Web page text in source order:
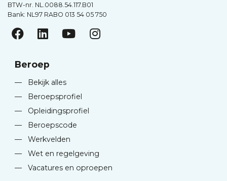
BTW-nr. NL.0088.54.117.B01
Bank: NL97 RABO 013 54 05 750
Beroep
—
Bekijk alles
—
Beroepsprofiel
—
Opleidingsprofiel
—
Beroepscode
—
Werkvelden
—
Wet en regelgeving
—
Vacatures en oproepen